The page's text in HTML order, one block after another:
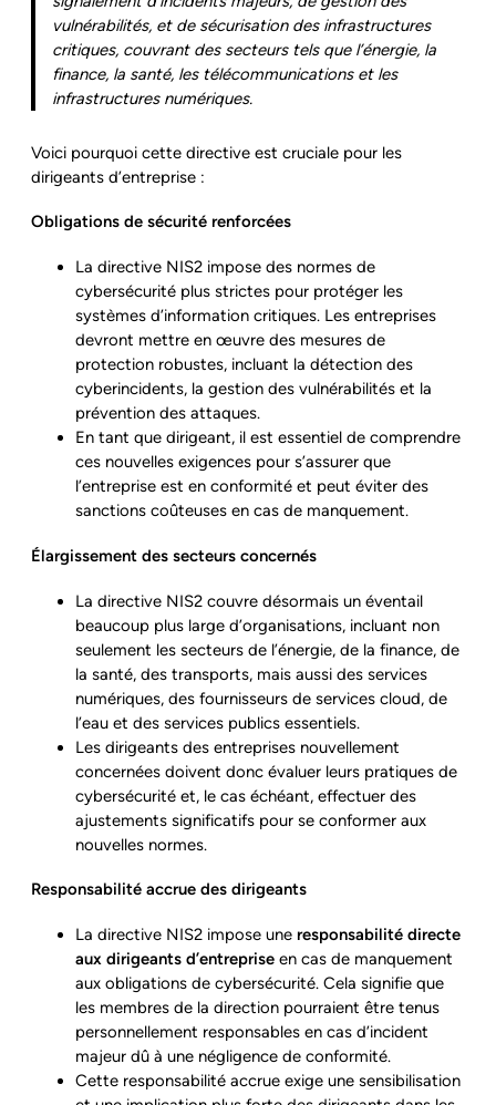
vulnérabilités, et de sécurisation des infrastructures
critiques, couvrant des secteurs tels que l’énergie, la
finance, la santé, les télécommunications et les
infrastructures numériques.
Voici pourquoi cette directive est cruciale pour les
dirigeants d’entreprise :
Obligations de sécurité renforcées
La directive NIS2 impose des normes de
cybersécurité plus strictes pour protéger les
systèmes d’information critiques. Les entreprises
devront mettre en œuvre des mesures de
protection robustes, incluant la détection des
cyberincidents, la gestion des vulnérabilités et la
prévention des attaques.
En tant que dirigeant, il est essentiel de comprendre
ces nouvelles exigences pour s’assurer que
l’entreprise est en conformité et peut éviter des
sanctions coûteuses en cas de manquement.
Élargissement des secteurs concernés
La directive NIS2 couvre désormais un éventail
beaucoup plus large d’organisations, incluant non
seulement les secteurs de l’énergie, de la finance, de
la santé, des transports, mais aussi des services
numériques, des fournisseurs de services cloud, de
l’eau et des services publics essentiels.
Les dirigeants des entreprises nouvellement
concernées doivent donc évaluer leurs pratiques de
cybersécurité et, le cas échéant, effectuer des
ajustements significatifs pour se conformer aux
nouvelles normes.
Responsabilité accrue des dirigeants
La directive NIS2 impose une responsabilité directe
aux dirigeants d’entreprise en cas de manquement
aux obligations de cybersécurité. Cela signifie que
les membres de la direction pourraient être tenus
personnellement responsables en cas d’incident
majeur dû à une négligence de conformité.
Cette responsabilité accrue exige une sensibilisation